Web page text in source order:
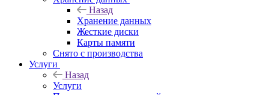
Назад
Хранение данных
Жесткие диски
Карты памяти
Снято с производства
Услуги
Назад
Услуги